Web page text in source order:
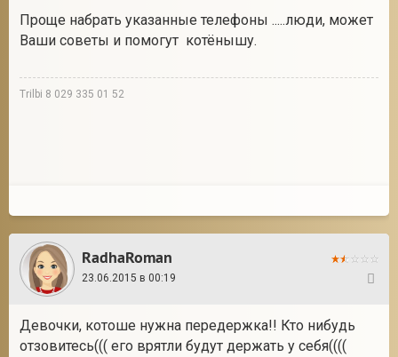
Проще набрать указанные телефоны .....люди, может
Ваши советы и помогут котёнышу.
Trilbi 8 029 335 01 52
RadhaRoman
23.06.2015 в 00:19
Девочки, котоше нужна передержка!! Кто нибудь
отзовитесь((( его врятли будут держать у себя((((